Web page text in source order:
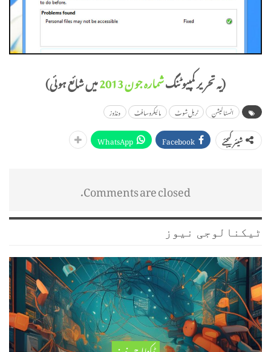
(یہ تحریر کمپیوٹنگشمارہ جون 2013 میں شائع ہوئی)
انسٹالیشن ٹربل شوٹ مائیکروسافٹ ونڈوز
شیئر کیجئے Facebook
WhatsApp
Comments are closed.
ٹیکنالوجی نیوز